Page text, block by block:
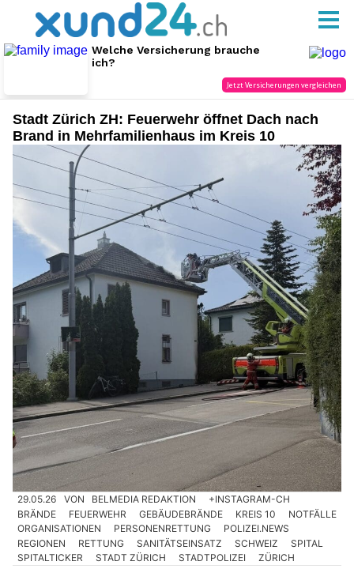
Stadt Zürich ZH: Feuerwehr öffnet Dach nach
Brand in Mehrfamilienhaus im Kreis 10
29.05.26 VON BELMEDIA REDAKTION
+INSTAGRAM-CH
BRÄNDE
FEUERWEHR GEBÄUDEBRÄNDE KREIS 10
NOTFÄLLE
ORGANISATIONEN
PERSONENRETTUNG
POLIZEI.NEWS
REGIONEN
RETTUNG SANITÄTSEINSATZ SCHWEIZ
SPITAL
SPITALTICKER
STADT ZÜRICH STADTPOLIZEI ZÜRICH